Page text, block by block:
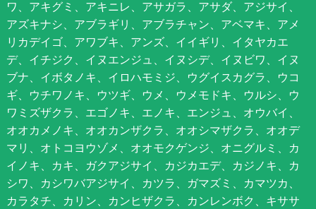
ワ、アキグミ、アキニレ、アサガラ、アサダ、アジサイ、
アズキナシ、アブラギリ、アブラチャン、アベマキ、アメ
リカデイゴ、アワブキ、アンズ、イイギリ、イタヤカエ
デ、イチジク、イヌエンジュ、イヌシデ、イヌビワ、イヌ
ブナ、イボタノキ、イロハモミジ、ウグイスカグラ、ウコ
ギ、ウチワノキ、ウツギ、ウメ、ウメモドキ、ウルシ、ウ
ワミズザクラ、エゴノキ、エノキ、エンジュ、オウバイ、
オオカメノキ、オオカンザクラ、オオシマザクラ、オオデ
マリ、オトコヨウゾメ、オオモクゲンジ、オニグルミ、カ
イノキ、カキ、ガクアジサイ、カジカエデ、カジノキ、カ
シワ、カシワバアジサイ、カツラ、ガマズミ、カマツカ、
カラタチ、カリン、カンヒザクラ、カンレンボク、キササ